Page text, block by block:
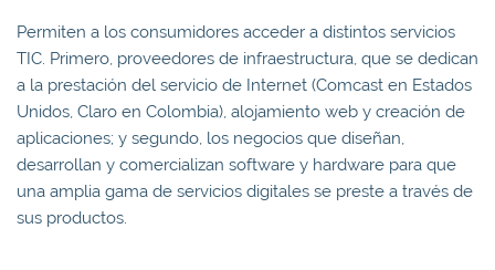
Permiten a los consumidores acceder a distintos servicios
TIC. Primero, proveedores de infraestructura, que se dedican
a la prestación del servicio de Internet (Comcast en Estados
Unidos, Claro en Colombia), alojamiento web y creación de
aplicaciones; y segundo, los negocios que diseñan,
desarrollan y comercializan software y hardware para que
una amplia gama de servicios digitales se preste a través de
sus productos.